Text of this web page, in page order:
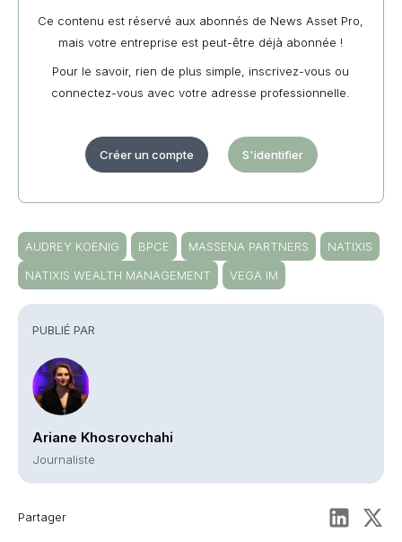
PUBLIÉ PAR
Ariane Khosrovchahi
Journaliste
Partager
Ce contenu est réservé aux abonnés de News Asset Pro,
mais votre entreprise est peut-être déjà abonnée !
Pour le savoir, rien de plus simple, inscrivez-vous ou
connectez-vous avec votre adresse professionnelle.
Créer un compte S'identifier
AUDREY KOENIG BPCE MASSENA PARTNERS
NATIXIS
NATIXIS WEALTH MANAGEMENT
VEGA IM